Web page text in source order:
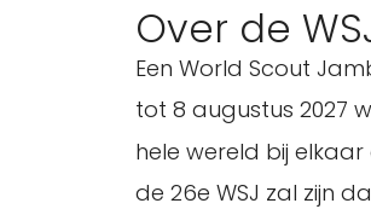
Over de
Een World Scout
tot 8 augustus 2027
hele wereld bij
de 26e WSJ zal zijn